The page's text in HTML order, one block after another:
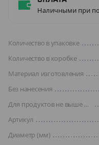
Наличными при
Количество в упаковке
Количество в коробке
Материал изготовления
Без нанесения
Для продуктов не выше +70 C°
Артикул
Диаметр (мм)